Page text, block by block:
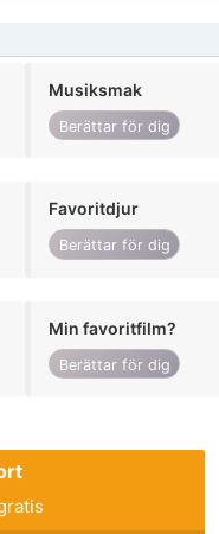
Musiksmak
Berättar för dig
Favoritdjur
Berättar för dig
Min favoritfilm?
Berättar för dig